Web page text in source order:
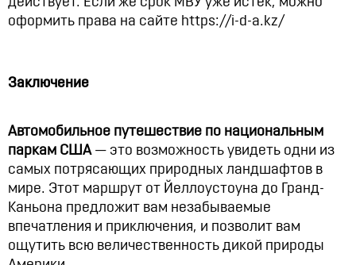
оформить права на сайте https://i-d-a.kz/
Заключение
Автомобильное путешествие по национальным
паркам США— это возможность увидеть одни из
самых потрясающих природных ландшафтов в
мире. Этот маршрут от Йеллоустоуна до Гранд-
Каньона предложит вам незабываемые
впечатления и приключения, и позволит вам
ощутить всю величественность дикой природы